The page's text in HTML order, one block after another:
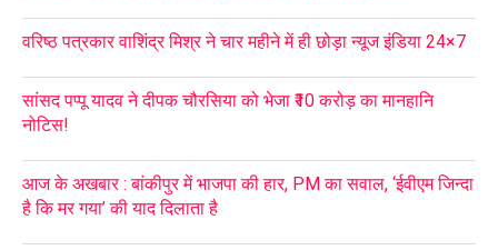
वरिष्ठ पत्रकार वाशिंद्र मिश्र ने चार महीने में ही छोड़ा न्यूज इंडिया 24×7
सांसद पप्पू यादव ने दीपक चौरसिया को भेजा ₹10 करोड़ का मानहानि
नोटिस!
आज के अखबार : बांकीपुर में भाजपा की हार, PM का सवाल, ‘ईवीएम जिन्दा
है कि मर गया’ की याद दिलाता है